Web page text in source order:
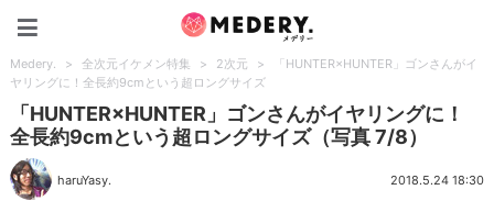
Medery. > 全次元イケメン特集 > 2次元 >
「HUNTER×HUNTER」ゴンさんがイ
ヤリングに！全長約9cmという超ロングサイズ
「HUNTER×HUNTER」ゴンさんがイヤリングに！
全長約9cmという超ロングサイズ（写真 7/8）
haruYasy. 2018.5.24 18:30